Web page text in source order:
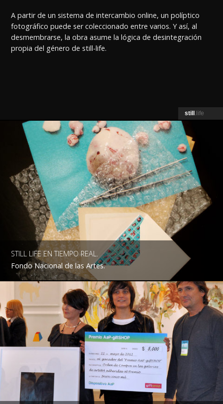
still .life
A partir de un sistema de intercambio online, un políptico
fotográfico puede ser coleccionado entre varios. Y así, al
desmembrarse, la obra asume la lógica de desintegración
propia del género de still-life.
STILL LIFE EN TIEMPO REAL.
Fondo Nacional de las Artes.